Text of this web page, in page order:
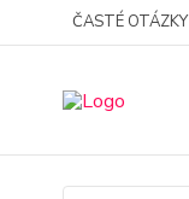
ČASTÉ OTÁZKY